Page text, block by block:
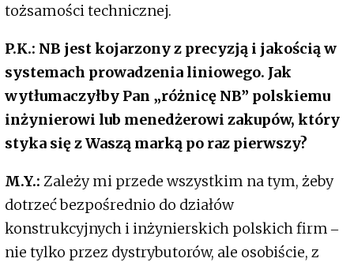
tożsamości technicznej.
P.K.: NB jest kojarzony z precyzją i jakością w
systemach prowadzenia liniowego. Jak
wytłumaczyłby Pan „różnicę NB” polskiemu
inżynierowi lub menedżerowi zakupów, który
styka się z Waszą marką po raz pierwszy?
M.Y.: Zależy mi przede wszystkim na tym, żeby
dotrzeć bezpośrednio do działów
konstrukcyjnych i inżynierskich polskich firm ‒
nie tylko przez dystrybutorów, ale osobiście, z